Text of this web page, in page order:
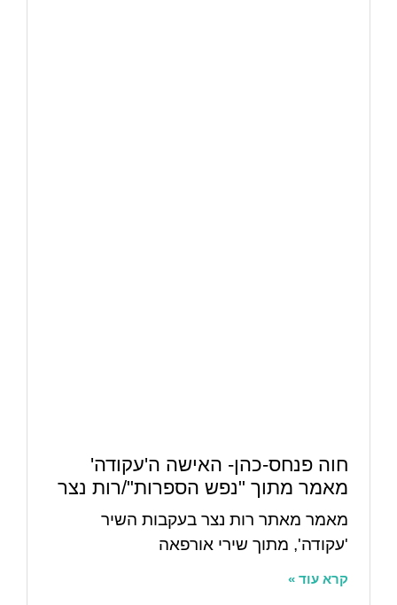
חוה פנחס-כהן- האישה ה'עקודה'
מאמר מתוך "נפש הספרות"/רות נצר
מאמר מאתר רות נצר בעקבות השיר
'עקודה', מתוך שירי אורפאה
קרא עוד »